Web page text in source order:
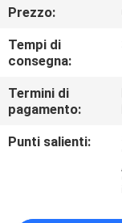
NOTIZIE
MAPPA
Prezzo:
Tempi di
consegna:
Termini di
pagamento:
Punti salienti: